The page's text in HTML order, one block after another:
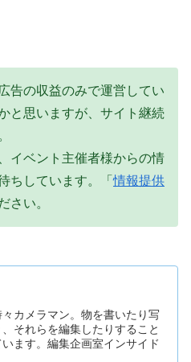
告の収益のみで運営してい
と思いますが、サイト継続
イベント主催者様からの情
ちしています。「情報提供
さい。
カメラマン。物を書いたり写
それらを編集したりすること
ます。編集企画室インサイド